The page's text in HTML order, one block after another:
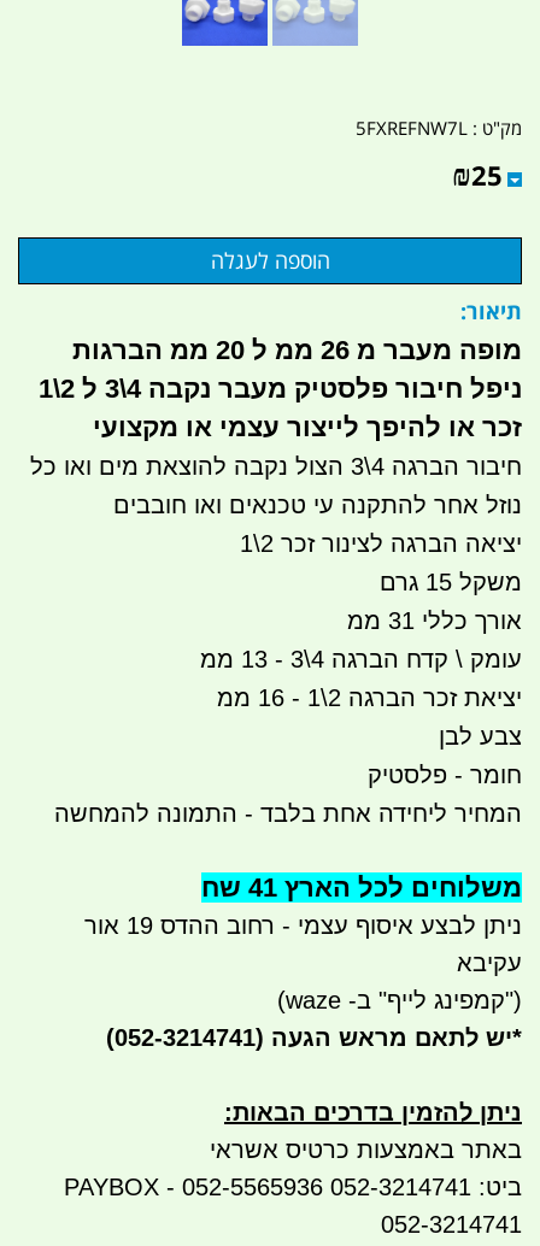
מק"ט : 5FXREFNW7L
₪25
תיאור:
מופה מעבר מ 26 ממ ל 20 ממ הברגות
ניפל חיבור פלסטיק מעבר נקבה 4\3 ל 2\1
זכר או להיפך לייצור עצמי או מקצועי
חיבור הברגה 4\3 הצול נקבה להוצאת מים ואו כל
נוזל אחר להתקנה עי טכנאים ואו חובבים
יציאה הברגה לצינור זכר 2\1
משקל 15 גרם
אורך כללי 31 ממ
עומק \ קדח הברגה 4\3 - 13 ממ
יציאת זכר הברגה 2\1 - 16 ממ
צבע לבן
חומר - פלסטיק
המחיר ליחידה אחת בלבד - התמונה להמחשה
משלוחים לכל הארץ 41 שח
ניתן לבצע איסוף עצמי - רחוב ההדס 19 אור
עקיבא
("קמפינג לייף" ב- waze)
*יש לתאם מראש הגעה (052-3214741)
ניתן להזמין בדרכים הבאות:
באתר באמצעות כרטיס אשראי
ביט: 052-3214741 052-5565936 - PAYBOX
052-3214741